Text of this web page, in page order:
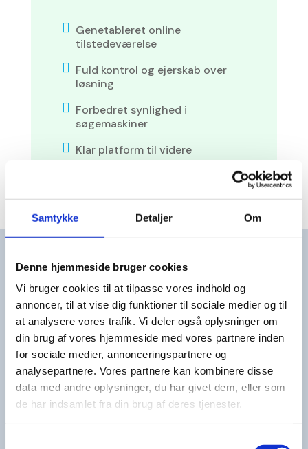
Samtykke Detaljer Om
Denne hjemmeside bruger cookies
Vi bruger cookies til at tilpasse vores indhold og
annoncer, til at vise dig funktioner til sociale medier og til
at analysere vores trafik. Vi deler også oplysninger om
din brug af vores hjemmeside med vores partnere inden
for sociale medier, annonceringspartnere og
analysepartnere. Vores partnere kan kombinere disse
data med andre oplysninger, du har givet dem, eller som
de har indsamlet fra din brug af deres tjenester.
 Genetableret online
tilstedeværelse
 Fuld kontrol og ejerskab over
løsning
 Forbedret synlighed i
søgemaskiner
 Klar platform til videre
markedsføring og skalering
FEEDBACK OMKRING SAMARBEJDET
Kunde feedback